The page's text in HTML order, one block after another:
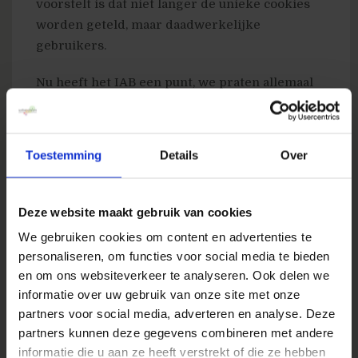
Toestemming Details Over
Deze website maakt gebruik van cookies
We gebruiken cookies om content en advertenties te
personaliseren, om functies voor social media te bieden
en om ons websiteverkeer te analyseren. Ook delen we
informatie over uw gebruik van onze site met onze
partners voor social media, adverteren en analyse. Deze
partners kunnen deze gegevens combineren met andere
informatie die u aan ze heeft verstrekt of die ze hebben
voorstelt is dat niet langer de unieke cookies
worden geteld, maar daadwerkelijke
gebruikers.
Nu heeft het IAB een punt, we praten allemaal
over unieke bezoekers maar eigenlijk praten
we over unieke cookies, en we hopen (maken
redelijk overeenkomt met het aantal
niet meer.
Echter hoe kunnen we praktisch unieke
gebruikers meten? Eigenlijk is de enige
methode om de gebruiker op een of andere
manier te authenticeren (in laten inloggen), op
dat moment weet dat je dat de gebruiker met
de naam ‘Marcel Dumont’ etc. heeft ingelogd,